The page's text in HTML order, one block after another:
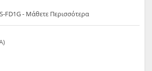
FD1G - Μάθετε Περισσότερα